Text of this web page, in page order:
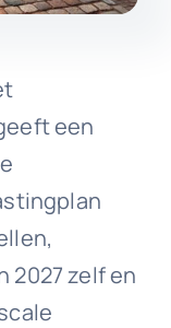
een
2027 zelf en